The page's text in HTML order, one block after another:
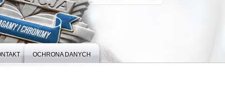
OCHRONA DANYCH